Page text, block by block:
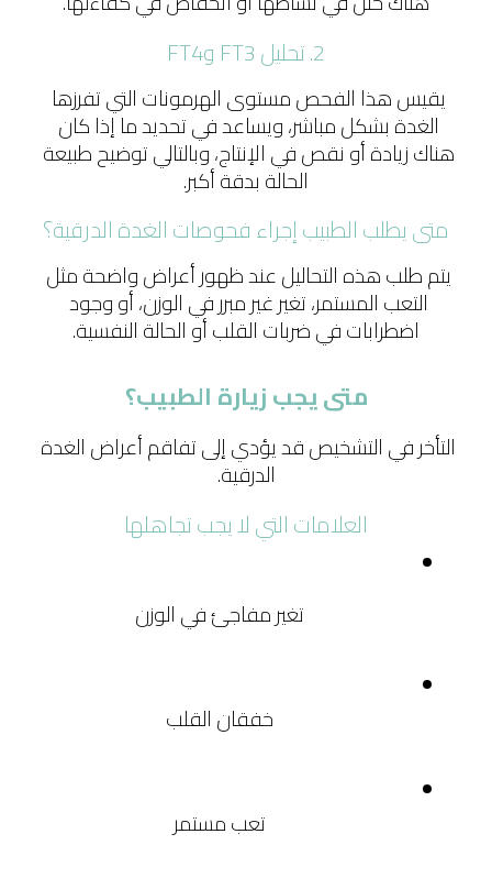
2. تحليل FT3 وFT4
الحالة بدقة أكبر.
متى يطلب الطبيب إجراء فحوصات الغدة الدرقية؟
اضطرابات في ضربات القلب أو الحالة النفسية.
متى يجب زيارة الطبيب؟
الدرقية.
العلامات التي لا يجب تجاهلها
تغير مفاجئ في الوزن
خفقان القلب
تعب مستمر